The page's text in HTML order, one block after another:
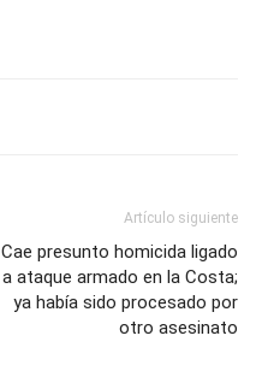
Artículo siguiente
Cae presunto homicida ligado
a ataque armado en la Costa;
ya había sido procesado por
otro asesinato